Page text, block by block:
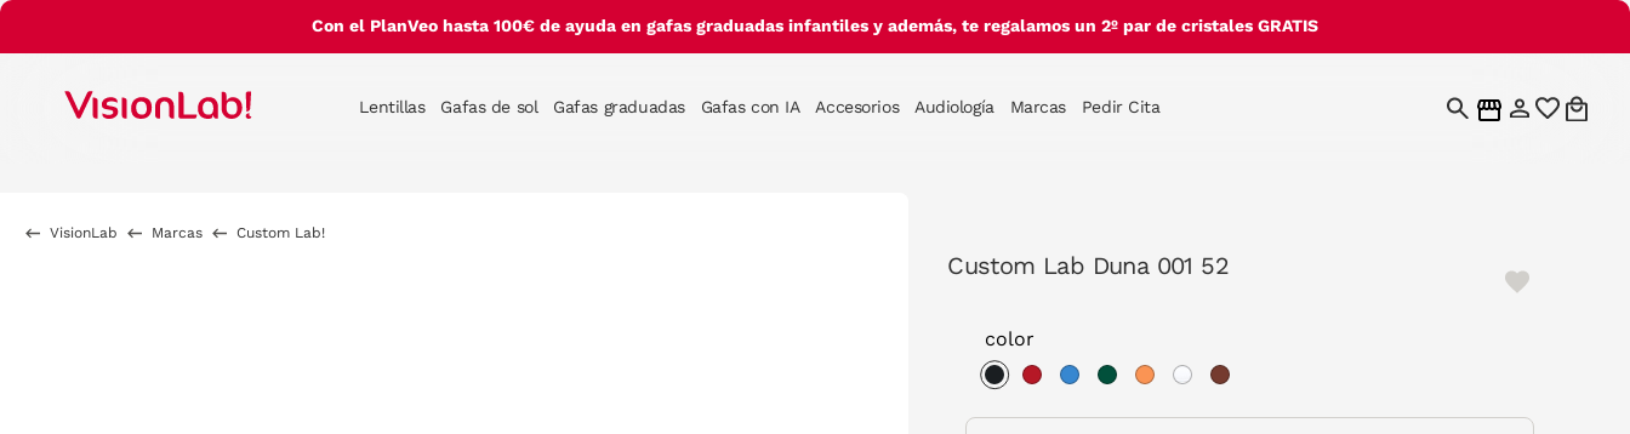
Con el PlanVeo hasta 100€ de ayuda en gafas graduadas infantiles y además, te regalamos un 2º par de cristales GRATIS
Lentillas Gafas de sol Gafas graduadas Gafas con IA Accesorios Audiología Marcas Pedir Cita
VisionLab Marcas Custom Lab!
Custom Lab Duna 001 52
color